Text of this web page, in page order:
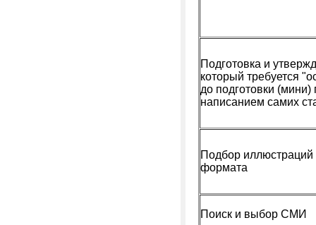
Подготовка и
который требуется
до подготовки
написанием самих
Подбор иллюстраций
формата
Поиск и выбор СМИ